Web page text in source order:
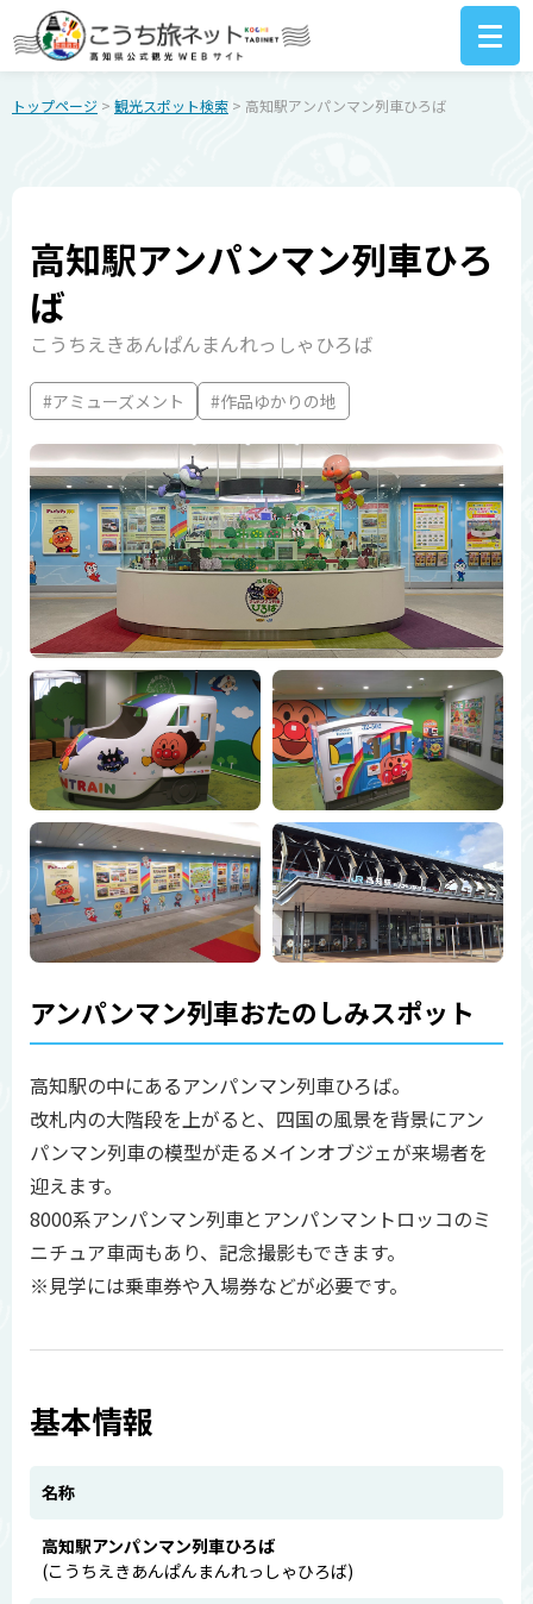
トップページ > 観光スポット検索 > 高知駅アンパンマン列車ひろば
高知駅アンパンマン列車ひろ
ば
こうちえきあんぱんまんれっしゃひろば
#アミューズメント #作品ゆかりの地
アンパンマン列車おたのしみスポット
高知駅の中にあるアンパンマン列車ひろば。
改札内の大階段を上がると、四国の風景を背景にアン
パンマン列車の模型が走るメインオブジェが来場者を
迎えます。
8000系アンパンマン列車とアンパンマントロッコのミ
ニチュア車両もあり、記念撮影もできます。
※見学には乗車券や入場券などが必要です。
基本情報
名称
高知駅アンパンマン列車ひろば
(こうちえきあんぱんまんれっしゃひろば)